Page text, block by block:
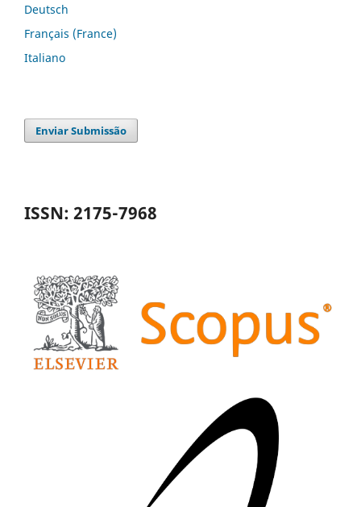
Deutsch
Français (France)
Italiano
Enviar Submissão
ISSN: 2175-7968